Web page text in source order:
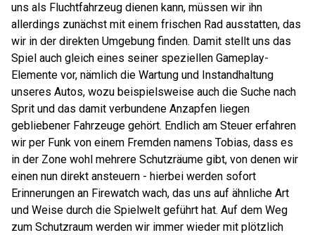
uns als Fluchtfahrzeug dienen kann, müssen wir ihn
allerdings zunächst mit einem frischen Rad ausstatten, das
wir in der direkten Umgebung finden. Damit stellt uns das
Spiel auch gleich eines seiner speziellen Gameplay-
Elemente vor, nämlich die Wartung und Instandhaltung
unseres Autos, wozu beispielsweise auch die Suche nach
Sprit und das damit verbundene Anzapfen liegen
gebliebener Fahrzeuge gehört. Endlich am Steuer erfahren
wir per Funk von einem Fremden namens Tobias, dass es
in der Zone wohl mehrere Schutzräume gibt, von denen wir
einen nun direkt ansteuern - hierbei werden sofort
Erinnerungen an Firewatch wach, das uns auf ähnliche Art
und Weise durch die Spielwelt geführt hat. Auf dem Weg
zum Schutzraum werden wir immer wieder mit plötzlich